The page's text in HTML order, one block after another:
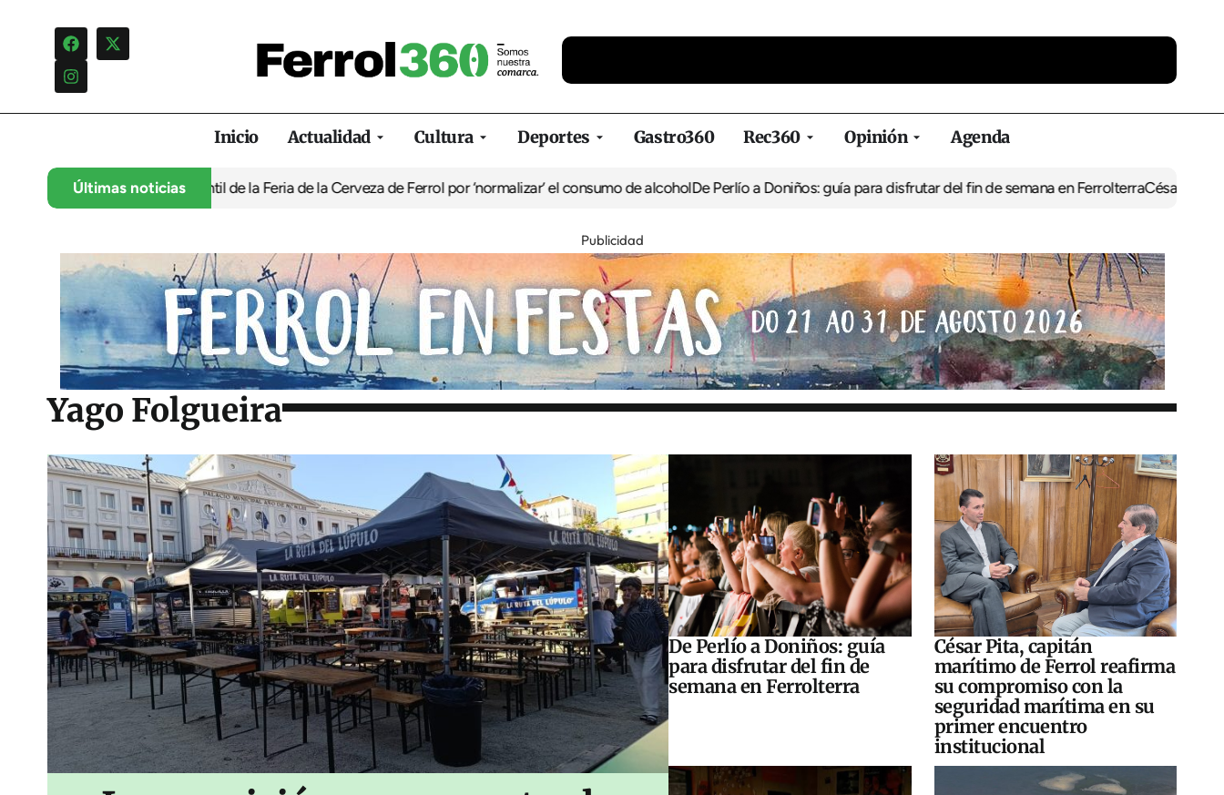
Inicio Actualidad Cultura Deportes Gastro360 Rec360 Opinión Agenda
Últimas noticias
infantil de la Feria de la Cerveza de Ferrol por ‘normalizar’ el consumo de alcoholDe Perlío a Doniños: guía para disfrutar del fin de semana en FerrolterraCésar Pita, capitán
Publicidad
Yago Folgueira
De Perlío a Doniños: guía
para disfrutar del fin de
semana en Ferrolterra
César Pita, capitán
marítimo de Ferrol reafirma
su compromiso con la
seguridad marítima en su
primer encuentro
institucional